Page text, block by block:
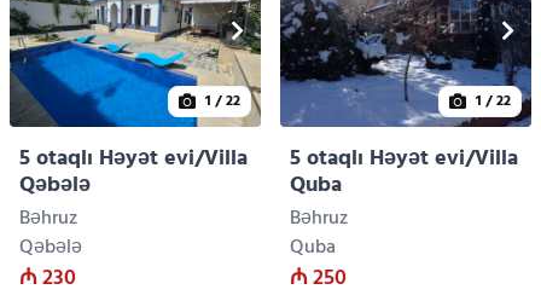
1 / 22
5 otaqlı Həyət evi/Villa
Qəbələ
Bəhruz
Qəbələ
₼ 230
1 / 22
5 otaqlı Həyət evi/Villa
Quba
Bəhruz
Quba
₼ 250